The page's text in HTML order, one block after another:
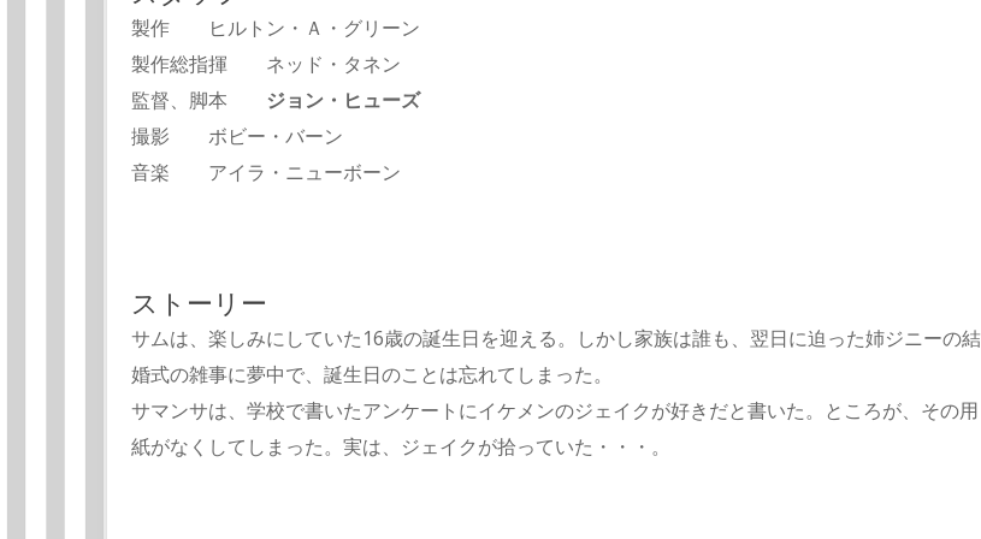
製作 ヒルトン・Ａ・グリーン
製作総指揮 ネッド・タネン
監督、脚本 ジョン・ヒューズ
撮影 ボビー・バーン
音楽 アイラ・ニューボーン
ストーリー
サムは、楽しみにしていた16歳の誕生日を迎える。しかし家族は誰も、翌日に迫った姉ジニーの結
婚式の雑事に夢中で、誕生日のことは忘れてしまった。
サマンサは、学校で書いたアンケートにイケメンのジェイクが好きだと書いた。ところが、その用
紙がなくしてしまった。実は、ジェイクが拾っていた・・・。